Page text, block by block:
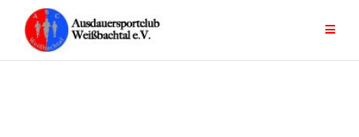
Inhalt
springen